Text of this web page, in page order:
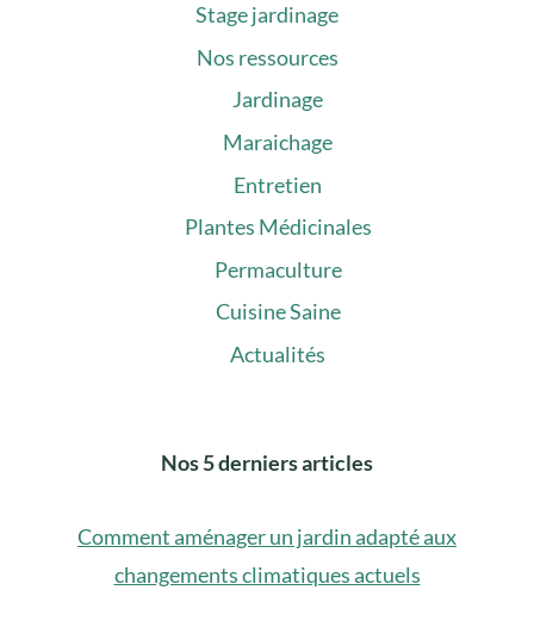
Stage jardinage
Nos ressources
Jardinage
Maraichage
Entretien
Plantes Médicinales
Permaculture
Cuisine Saine
Actualités
Nos 5 derniers articles
Comment aménager un jardin adapté aux
changements climatiques actuels